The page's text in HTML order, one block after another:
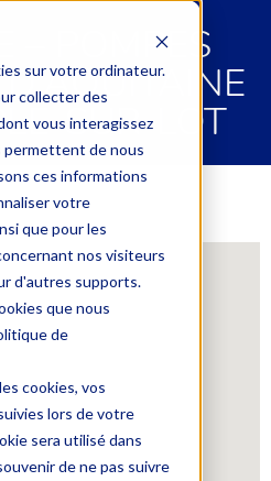
sur votre ordinateur.
collecter des
vous interagissez
permettent de nous
ces informations
votre
que pour les
nos visiteurs
d'autres supports.
que nous
de
cookies, vos
lors de votre
sera utilisé dans
de ne pas suivre
– POMPES
SUR-LOT